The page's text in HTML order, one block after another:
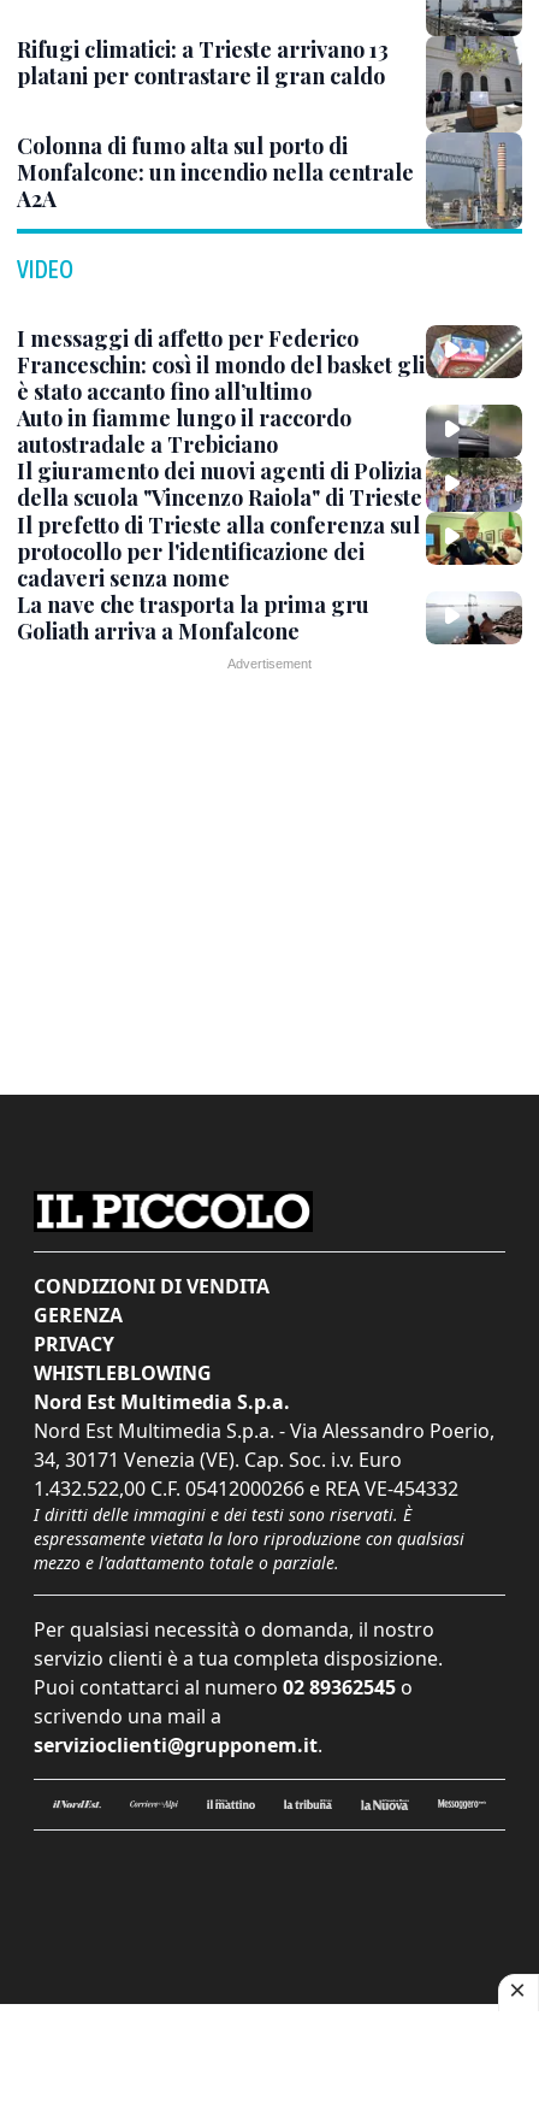
Rifugi climatici: a Trieste arrivano 13
platani per contrastare il gran caldo
Colonna di fumo alta sul porto di
Monfalcone: un incendio nella centrale
A2A
VIDEO
I messaggi di affetto per Federico
Franceschin: così il mondo del basket gli
è stato accanto fino all’ultimo
Auto in fiamme lungo il raccordo
autostradale a Trebiciano
Il giuramento dei nuovi agenti di Polizia
della scuola "Vincenzo Raiola" di Trieste
Il prefetto di Trieste alla conferenza sul
protocollo per l'identificazione dei
cadaveri senza nome
La nave che trasporta la prima gru
Goliath arriva a Monfalcone
CONDIZIONI DI VENDITA
GERENZA
PRIVACY
WHISTLEBLOWING
Nord Est Multimedia S.p.a.
Nord Est Multimedia S.p.a. - Via Alessandro Poerio,
34, 30171 Venezia (VE). Cap. Soc. i.v. Euro
1.432.522,00 C.F. 05412000266 e REA VE-454332
I diritti delle immagini e dei testi sono riservati. È
espressamente vietata la loro riproduzione con qualsiasi
mezzo e l'adattamento totale o parziale.
Per qualsiasi necessità o domanda, il nostro
servizio clienti è a tua completa disposizione.
Puoi contattarci al numero 02 89362545 o
scrivendo una mail a
servizioclienti@grupponem.it.